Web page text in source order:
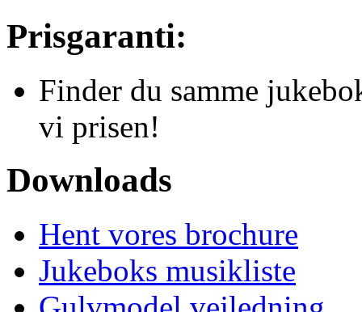
Prisgaranti:
Finder du samme
vi prisen!
Downloads
Hent vores brochure
Jukeboks musikliste